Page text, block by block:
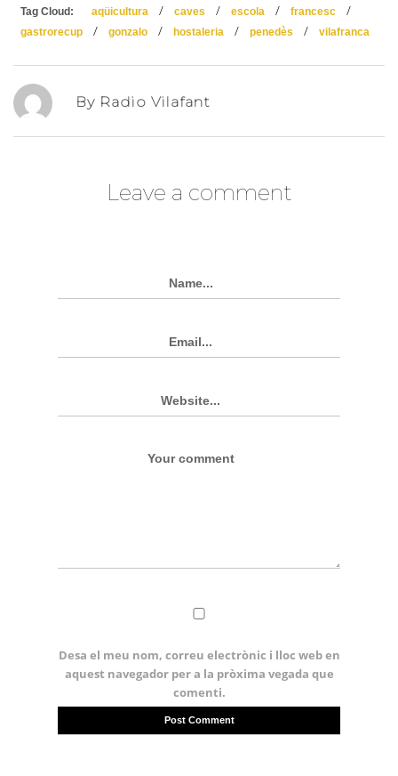
Tag Cloud: aqüicultura / caves / escola / francesc /
gastrorecup / gonzalo / hostaleria / penedès / vilafranca
By Radio Vilafant
Leave a comment
Desa el meu nom, correu electrònic i lloc web en
aquest navegador per a la pròxima vegada que
comenti.